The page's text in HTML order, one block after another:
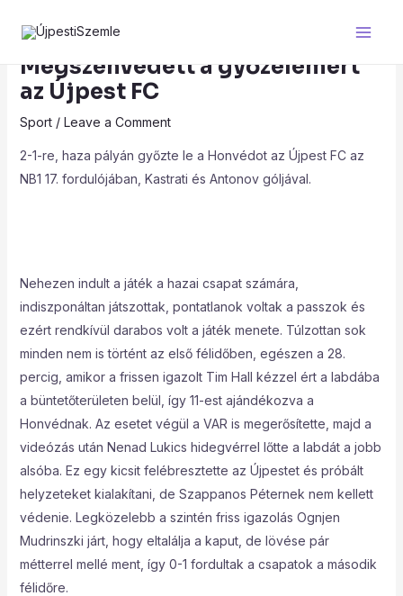
Megszenvedett a győzelemért
az Újpest FC
Sport/ Leave a Comment
2-1-re, haza pályán győzte le a Honvédot az Újpest FC az
NB1 17. fordulójában, Kastrati és Antonov góljával.
Nehezen indult a játék a hazai csapat számára,
indiszponáltan játszottak, pontatlanok voltak a passzok és
ezért rendkívül darabos volt a játék menete. Túlzottan sok
minden nem is történt az első félidőben, egészen a 28.
percig, amikor a frissen igazolt Tim Hall kézzel ért a labdába
a büntetőterületen belül, így 11-est ajándékozva a
Honvédnak. Az esetet végül a VAR is megerősítette, majd a
videózás után Nenad Lukics hidegvérrel lőtte a labdát a jobb
alsóba. Ez egy kicsit felébresztette az Újpestet és próbált
helyzeteket kialakítani, de Szappanos Péternek nem kellett
védenie. Legközelebb a szintén friss igazolás Ognjen
Mudrinszki járt, hogy eltalálja a kaput, de lövése pár
métterrel mellé ment, így 0-1 fordultak a csapatok a második
félidőre.
navigation